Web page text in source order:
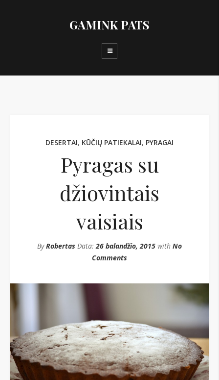
GAMINK PATS
DESERTAI, KŪČIŲ PATIEKALAI, PYRAGAI
Pyragas su
džiovintais
vaisiais
ByRobertas Data:26 balandžio, 2015 with No
Comments